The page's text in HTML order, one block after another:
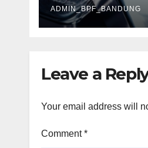
ADMIN_BPF_BANDUNG
Leave a
Your email address will
Comment*